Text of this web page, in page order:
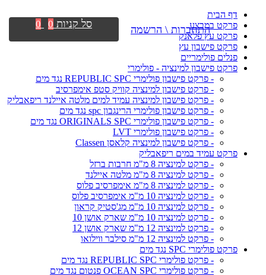
דף הבית
פרקט במבצע
פרקט עץ פלאנק
פרקט פישבון עץ
פנלים פולימריים
פרקט פישבון למינציה - פולימרי
- פרקט פישבון פולימרי REPUBLIC SPC נגד מים
- פרקט פישבון למינציה קוויק סטפ אימפרסיב
- פרקט פישבון למינציה עמיד למים מלטה איילנד ריפאבליק
- פרקט פישבון פולימרי הרינגבון spc נגד מים
- פרקט פישבון פולימרי ORIGINALS SPC נגד מים
- פרקט פישבון פולימרי LVT
- פרקט פישבון למינציה קלאסן Classen
פרקט עמיד במים ריפאבליק
- פרקט למינציה 8 מ"מ חרבות ברזל
- פרקט למינציה 8 מ"מ מלטה איילנד
- פרקט למינציה 8 מ"מ אימפרסיב פלוס
- פרקט למינציה 10 מ"מ אימפרסיב פלוס
- פרקט למינציה 10 מ"מ מג'סטיק קראון
- פרקט למינציה 10 מ"מ שארק אושן 10
- פרקט למינציה 12 מ"מ שארק אושן 12
- פרקט למינציה 12 מ"מ סילבר ווילואו
פרקט פולימרי SPC נגד מים
- פרקט פולימרי REPUBLIC SPC נגד מים
- פרקט פולימרי OCEAN SPC פנטום נגד מים
התחברות \ הרשמה סל קניות 0
0